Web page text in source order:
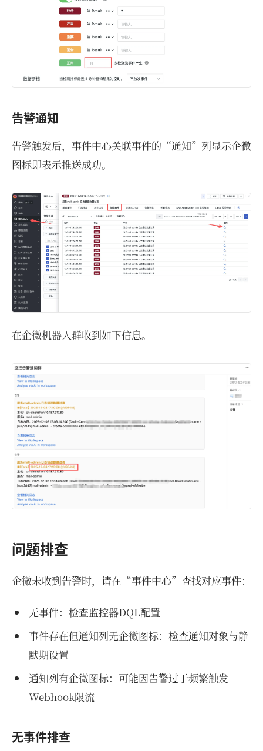
告警通知
告警触发后，事件中心关联事件的“通知”列显示企微
图标即表示推送成功。
在企微机器人群收到如下信息。
问题排查
企微未收到告警时，请在“事件中心”查找对应事件：
无事件：检查监控器DQL配置
事件存在但通知列无企微图标：检查通知对象与静
默期设置
通知列有企微图标：可能因告警过于频繁触发
Webhook限流
无事件排查